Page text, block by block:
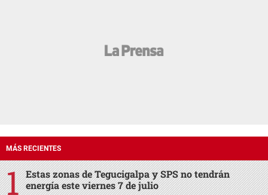
MÁS RECIENTES
Estas zonas de Tegucigalpa y SPS no tendrán
energía este viernes 7 de julio